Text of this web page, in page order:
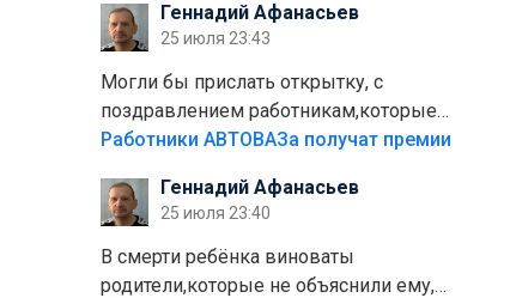
полно стоит,почему водители всё
равно едут в лес? Штрафы мизерные.
Геннадий Афанасьев
25 июля 23:43
Могли бы прислать открытку, с
поздравлением работникам,которые
больше сорока лет отработали на
Работники АВТОВАЗа получат премии
Геннадий Афанасьев
25 июля 23:40
В смерти ребёнка виноваты
родители,которые не объяснили ему,